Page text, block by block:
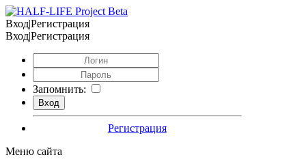
Вход|Регистрация
Вход|Регистрация
Запомнить:
Регистрация
Меню сайта